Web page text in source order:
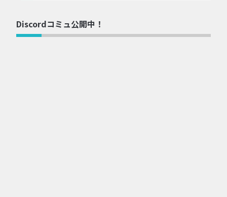
Discordコミュ公開中！